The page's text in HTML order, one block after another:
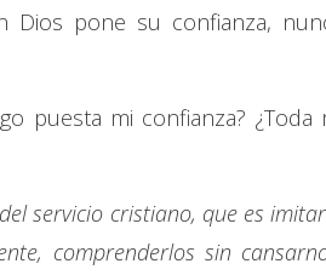
Dios pone su confianza,
puesta mi confianza? ¿Toda
servicio cristiano, que es
comprenderlos sin